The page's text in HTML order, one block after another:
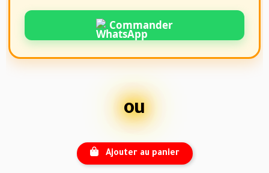
Commander
ou
Ajouter au panier